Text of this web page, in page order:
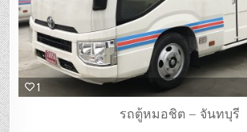
1
รถตู้หมอชิต – จันทบุรี